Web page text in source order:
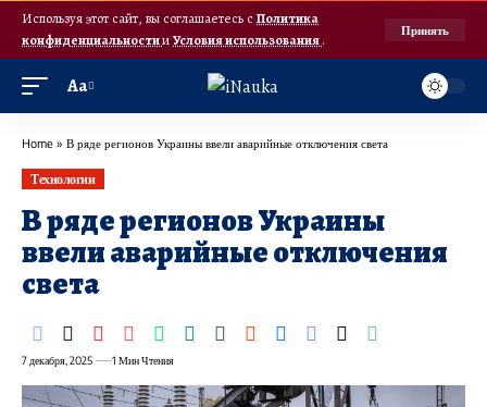
Используя этот сайт, вы соглашаетесь с Политика
конфиденциальностииУсловия использования.
Принять
Аа
Home » В ряде регионов Украины ввели аварийные отключения света
Технологии
В ряде регионов Украины
ввели аварийные отключения
света
7 декабря, 2025 1 Мин Чтения